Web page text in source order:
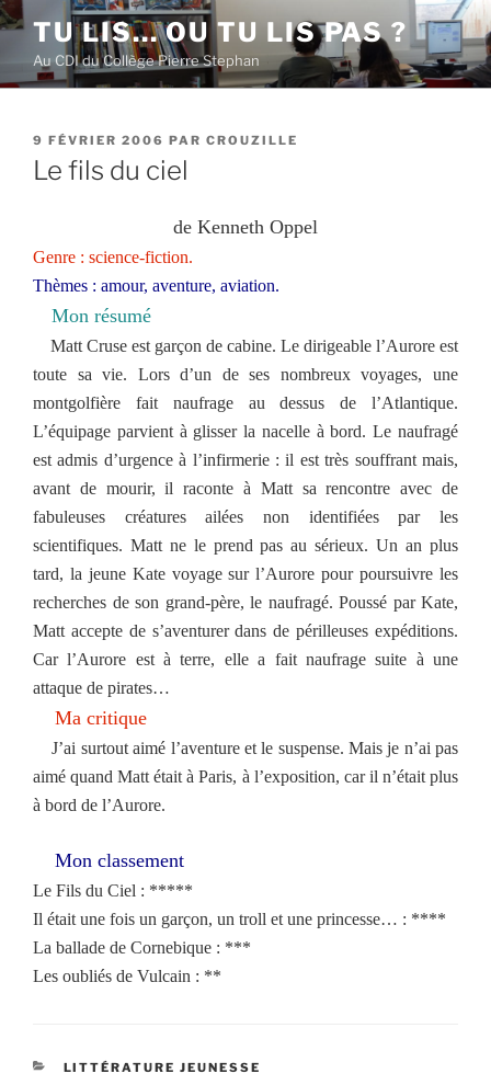
Aller
contenu
principal
TU LIS… OU TU LIS PAS ?
Au CDI du Collège Pierre Stephan
PUBLIÉ
LE
9 FÉVRIER 2006 PAR CROUZILLE
Le fils du ciel
de Kenneth Oppel
Genre : science-fiction.
Thèmes : amour, aventure, aviation.
Mon résumé
Matt Cruse est garçon de cabine. Le dirigeable l’Aurore est
toute sa vie. Lors d’un de ses nombreux voyages, une
montgolfière fait naufrage au dessus de l’Atlantique.
L’équipage parvient à glisser la nacelle à bord. Le naufragé
est admis d’urgence à l’infirmerie : il est très souffrant mais,
avant de mourir, il raconte à Matt sa rencontre avec de
fabuleuses créatures ailées non identifiées par les
scientifiques. Matt ne le prend pas au sérieux. Un an plus
tard, la jeune Kate voyage sur l’Aurore pour poursuivre les
recherches de son grand-père, le naufragé. Poussé par Kate,
Matt accepte de s’aventurer dans de périlleuses expéditions.
Car l’Aurore est à terre, elle a fait naufrage suite à une
attaque de pirates…
Ma critique
J’ai surtout aimé l’aventure et le suspense. Mais je n’ai pas
aimé quand Matt était à Paris, à l’exposition, car il n’était plus
à bord de l’Aurore.
Mon classement
Le Fils du Ciel : *****
Il était une fois un garçon, un troll et une princesse… : ****
La ballade de Cornebique : ***
Les oubliés de Vulcain : **
CATÉGORIES
LITTÉRATURE JEUNESSE